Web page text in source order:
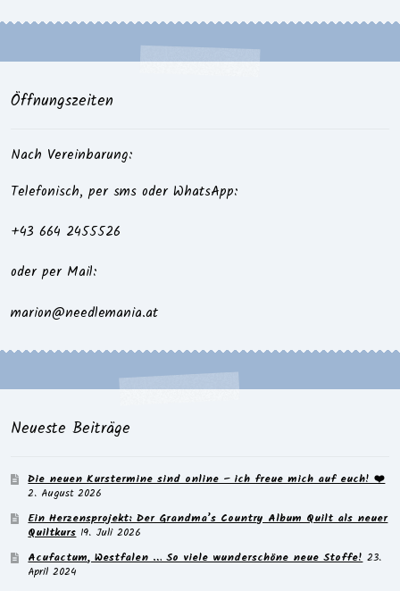
Öffnungszeiten
Nach Vereinbarung:
Telefonisch, per sms oder WhatsApp:
+43 664 2455526
oder per Mail:
marion@needlemania.at
Neueste Beiträge
Die neuen Kurstermine sind online – ich freue mich auf euch! ❤️
2. August 2026
Ein Herzensprojekt: Der Grandma’s Country Album Quilt als neuer
Quiltkurs 19. Juli 2026
Acufactum, Westfalen … So viele wunderschöne neue Stoffe! 23.
April 2024